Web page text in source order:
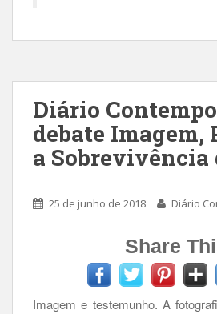
Diário
debate Imagem,
a Sobrevivência
25 de junho de 2018 Diário
Share
Imagem e testemunho. A